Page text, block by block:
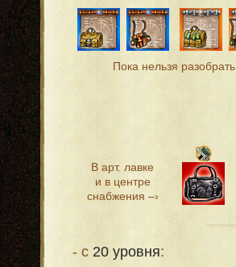
Пока нельзя разобрать
В арт. лавке
и в центре
снабжения –›
- с 20 уровня: